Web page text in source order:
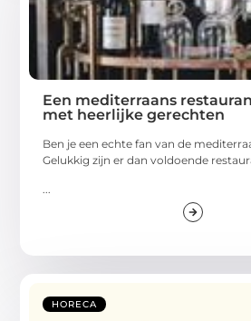
Een mediterraans
met heerlijke gerechten
Ben je een echte fan van de
Gelukkig zijn er dan voldoende
...
HORECA